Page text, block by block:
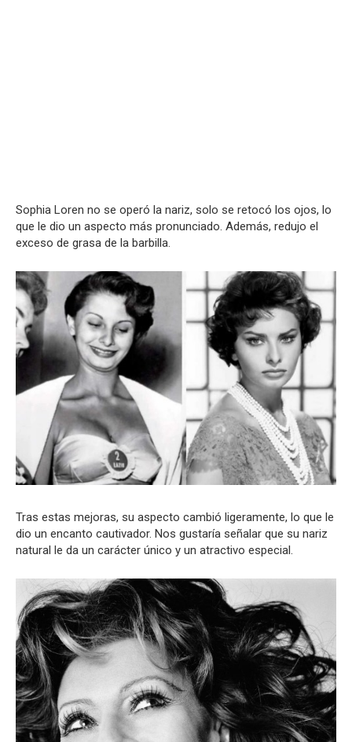
Sophia Loren no se operó la nariz, solo se retocó los ojos, lo
que le dio un aspecto más pronunciado. Además, redujo el
exceso de grasa de la barbilla.
Tras estas mejoras, su aspecto cambió ligeramente, lo que le
dio un encanto cautivador. Nos gustaría señalar que su nariz
natural le da un carácter único y un atractivo especial.